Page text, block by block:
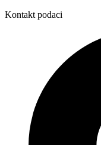
Kontakt podaci